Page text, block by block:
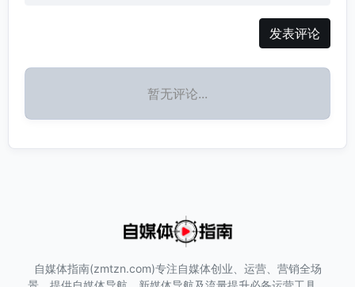
发表评论
暂无评论...
自媒体指南(zmtzn.com)专注自媒体创业、运营、营销全场